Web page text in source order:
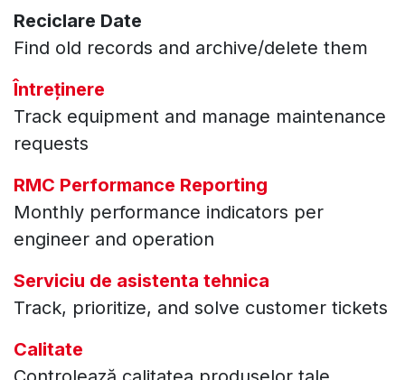
Reciclare Date
Find old records and archive/delete them
Întreținere
Track equipment and manage maintenance
requests
RMC Performance Reporting
Monthly performance indicators per
engineer and operation
Serviciu de asistenta tehnica
Track, prioritize, and solve customer tickets
Calitate